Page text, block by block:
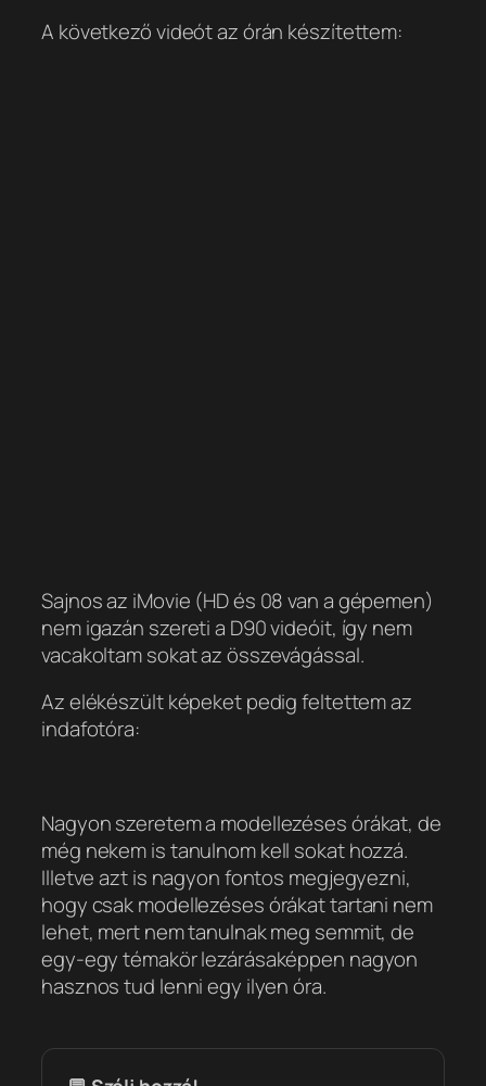
A következő videót az órán készítettem:
Sajnos az iMovie (HD és 08 van a gépemen)
nem igazán szereti a D90 videóit, így nem
vacakoltam sokat az összevágással.
Az elékészült képeket pedig feltettem az
indafotóra:
Nagyon szeretem a modellezéses órákat, de
még nekem is tanulnom kell sokat hozzá.
Illetve azt is nagyon fontos megjegyezni,
hogy csak modellezéses órákat tartani nem
lehet, mert nem tanulnak meg semmit, de
egy-egy témakör lezárásaképpen nagyon
hasznos tud lenni egy ilyen óra.